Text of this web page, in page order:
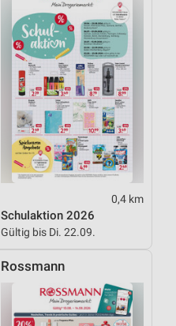
0,4 km
Schulaktion 2026
Gültig bis Di. 22.09.
Rossmann